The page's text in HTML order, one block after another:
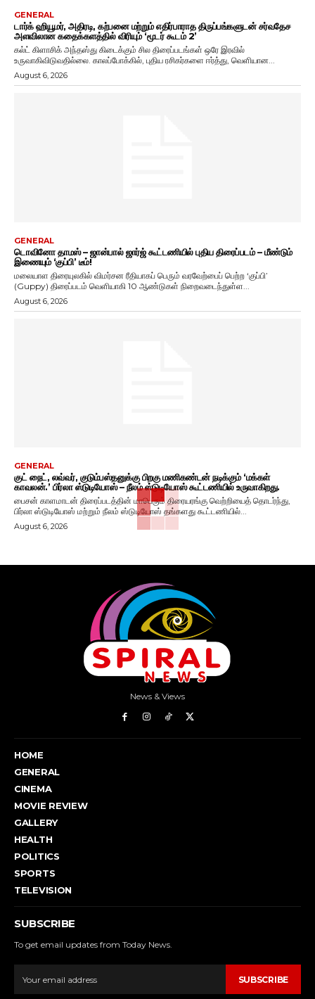
GENERAL
டார்க் ஹியூமர், அதிரடி, கற்பனை மற்றும் எதிர்பாராத திருப்பங்களுடன் சர்வதேச
அளவிலான கதைக்களத்தில் விரியும் ‘மூடர் கூடம் 2’
கல்ட் கிளாசிக் அந்தஸ்து கிடைக்கும் சில திரைப்படங்கள் ஒரே இரவில்
உருவாகிவிடுவதில்லை. காலப்போக்கில், புதிய ரசிகர்களை ஈர்த்து, வெளியான...
August 6, 2026
GENERAL
டொவினோ தாமஸ் – ஜான்பால் ஜார்ஜ் கூட்டணியில் புதிய திரைப்படம் – மீண்டும்
இணையும் ‘குப்பி’ டீம்!
மலையாள திரையுலகில் விமர்சன ரீதியாகப் பெரும் வரவேற்பைப் பெற்ற ‘குப்பி’
(Guppy) திரைப்படம் வெளியாகி 10 ஆண்டுகள் நிறைவடைந்துள்ள...
August 6, 2026
GENERAL
குட் நைட், லவ்வர், குடும்பஸ்தனுக்கு பிறகு மணிகண்டன் நடிக்கும் ‘மக்கள்
காவலன்.’ பிர்லா ஸ்டுடியோஸ் – நீலம் ஸ்டுடியோஸ் கூட்டணியில் உருவாகிறது.
பைசன் காளமாடன் திரைப்படத்தின் மாபெரும் திரையரங்கு வெற்றியைத் தொடர்ந்து,
பிர்லா ஸ்டுடியோஸ் மற்றும் நீலம் ஸ்டுடியோஸ் தங்களது கூட்டணியில்...
August 6, 2026
News & Views
HOME
GENERAL
CINEMA
MOVIE REVIEW
GALLERY
HEALTH
POLITICS
SPORTS
TELEVISION
SUBSCRIBE
To get email updates from Today News.
SUBSCRIBE